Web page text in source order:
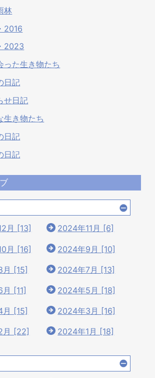
林
2016
2023
った生き物たち
日記
せ日記
生き物たち
日記
日記
月 [13] 2024年11月 [6]
月 [16] 2024年9月 [10]
月 [15] 2024年7月 [13]
[11] 2024年5月 [18]
月 [15] 2024年3月 [16]
月 [22] 2024年1月 [18]